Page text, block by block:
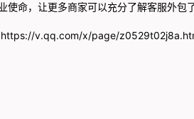
使命，让更多商家可以充分了解客服外包
v.qq.com/x/page/